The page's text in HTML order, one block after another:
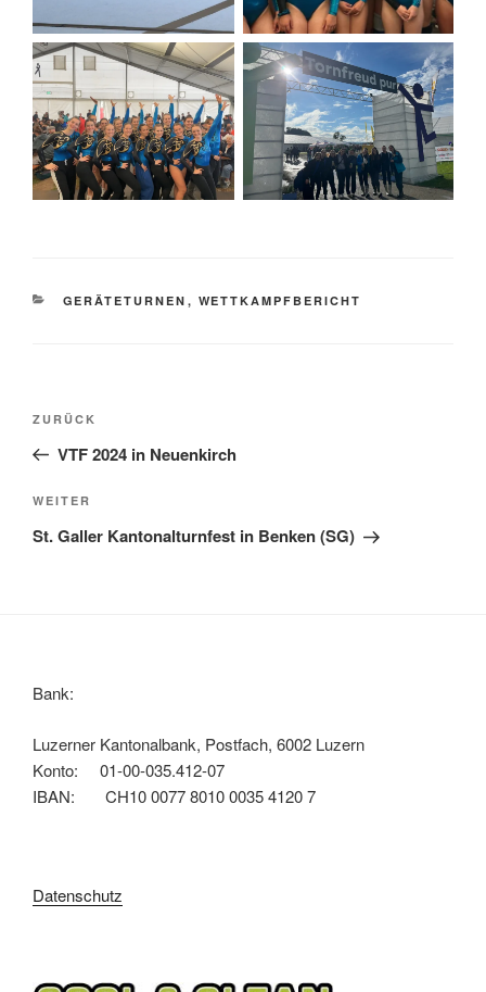
KATEGORIEN
GERÄTETURNEN , WETTKAMPFBERICHT
Beitragsnavigation
Vorheriger
Beitrag
ZURÜCK
VTF 2024 in Neuenkirch
Nächster
Beitrag
WEITER
St. Galler Kantonalturnfest in Benken (SG)
Bank:
Luzerner Kantonalbank, Postfach, 6002 Luzern
Konto: 01-00-035.412-07
IBAN: CH10 0077 8010 0035 4120 7
Datenschutz